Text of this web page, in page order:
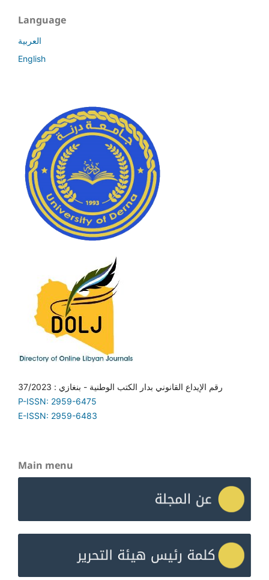
Language
العربية
English
رقم الإيداع القانوني بدار الكتب الوطنية - بنغازي : 37/2023
P-ISSN: 2959-6475
E-ISSN: 2959-6483
Main menu